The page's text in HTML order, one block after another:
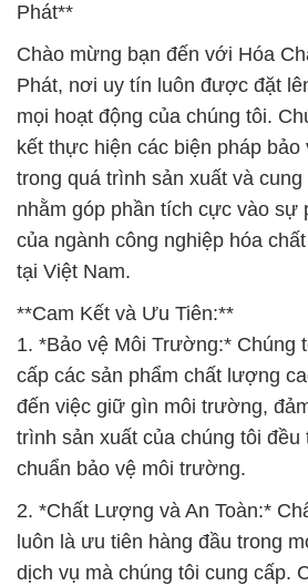
Phát**
Chào mừng bạn đến với Hóa
Phát, nơi uy tín luôn được đặt
mọi hoạt động của chúng tôi.
kết thực hiện các biện pháp
trong quá trình sản xuất và
nhằm góp phần tích cực vào sự
của ngành công nghiệp hóa
tại Việt Nam.
**Cam Kết và Ưu Tiên:**
1. *Bảo vệ Môi Trường:* Chúng
cấp các sản phẩm chất lượng
đến việc giữ gìn môi trường,
trình sản xuất của chúng tôi đều
chuẩn bảo vệ môi trường.
2. *Chất Lượng và An Toàn:*
luôn là ưu tiên hàng đầu trong
dịch vụ mà chúng tôi cung cấp.